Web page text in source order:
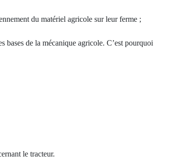
du matériel agricole sur leur ferme ;
bases de la mécanique agricole. C’est pourquoi
le tracteur.